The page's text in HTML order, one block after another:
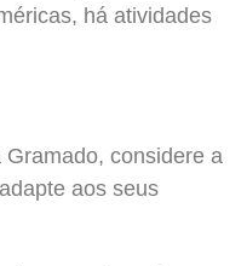
há atividades
considere a
aos seus